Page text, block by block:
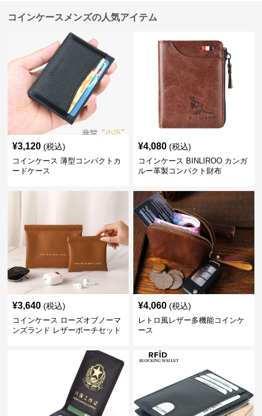
コインケースメンズの人気アイテム
¥3,120 (税込)
コインケース 薄型コンパクトカ
ードケース
¥4,080 (税込)
コインケース BINLIROO カンガ
ルー革製コンパクト財布
¥3,640 (税込)
コインケース ローズオブノーマ
ンズランド レザーポーチセット
¥4,060 (税込)
レトロ風レザー多機能コインケ
ース